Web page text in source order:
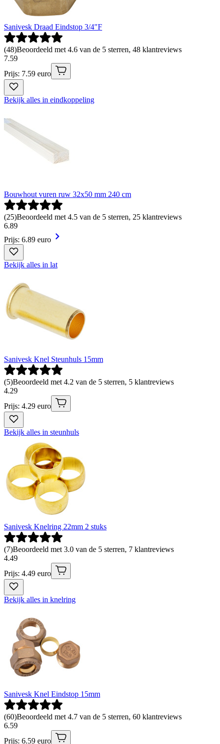
Sanivesk Draad Eindstop 3/4"F
(48)Beoordeeld met 4.6 van de 5 sterren, 48 klantreviews
7.59
Prijs: 7.59 euro
Bekijk alles in eindkoppeling
Bouwhout vuren ruw 32x50 mm 240 cm
(25)Beoordeeld met 4.5 van de 5 sterren, 25 klantreviews
6.89
Prijs: 6.89 euro
Bekijk alles in lat
Sanivesk Knel Steunhuls 15mm
(5)Beoordeeld met 4.2 van de 5 sterren, 5 klantreviews
4.29
Prijs: 4.29 euro
Bekijk alles in steunhuls
Sanivesk Knelring 22mm 2 stuks
(7)Beoordeeld met 3.0 van de 5 sterren, 7 klantreviews
4.49
Prijs: 4.49 euro
Bekijk alles in knelring
Sanivesk Knel Eindstop 15mm
(60)Beoordeeld met 4.7 van de 5 sterren, 60 klantreviews
6.59
Prijs: 6.59 euro